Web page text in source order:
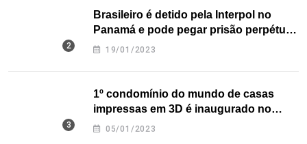
Brasileiro é detido pela Interpol no
Panamá e pode pegar prisão perpétua
nos EUA
19/01/2023
1º condomínio do mundo de casas
impressas em 3D é inaugurado no
Texas
05/01/2023